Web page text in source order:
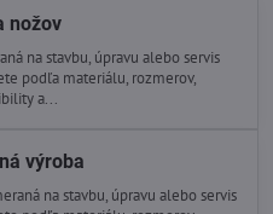
nožov
na stavbu, úpravu alebo servis
podľa materiálu, rozmerov,
a...
výroba
na stavbu, úpravu alebo servis